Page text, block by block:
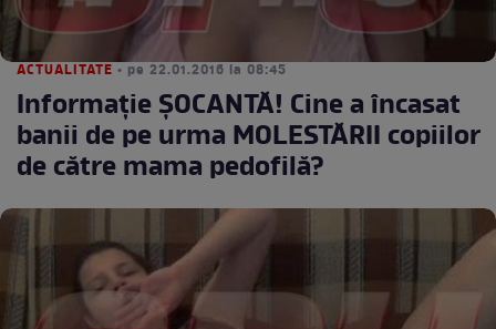
ACTUALITATE • pe 22.01.2016 la 08:45
Informaţie ŞOCANTĂ! Cine a încasat
banii de pe urma MOLESTĂRII copiilor
de către mama pedofilă?